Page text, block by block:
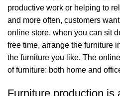
productive work or helping to
and more often, customers
online store, when you can sit
free time, arrange the furniture
the furniture you like. The
of furniture: both home and
Furniture production is